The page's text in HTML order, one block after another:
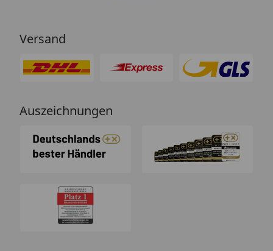
Versand
Auszeichnungen